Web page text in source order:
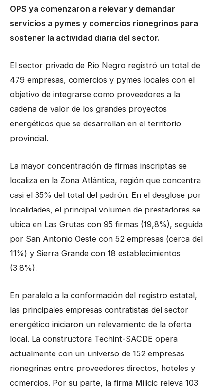
OPS ya comenzaron a relevar y demandar
servicios a pymes y comercios rionegrinos para
sostener la actividad diaria del sector.
El sector privado de Río Negro registró un total de
479 empresas, comercios y pymes locales con el
objetivo de integrarse como proveedores a la
cadena de valor de los grandes proyectos
energéticos que se desarrollan en el territorio
provincial.
La mayor concentración de firmas inscriptas se
localiza en la Zona Atlántica, región que concentra
casi el 35% del total del padrón. En el desglose por
localidades, el principal volumen de prestadores se
ubica en Las Grutas con 95 firmas (19,8%), seguida
por San Antonio Oeste con 52 empresas (cerca del
11%) y Sierra Grande con 18 establecimientos
(3,8%).
En paralelo a la conformación del registro estatal,
las principales empresas contratistas del sector
energético iniciaron un relevamiento de la oferta
local. La constructora Techint-SACDE opera
actualmente con un universo de 152 empresas
rionegrinas entre proveedores directos, hoteles y
comercios. Por su parte, la firma Milicic releva 103